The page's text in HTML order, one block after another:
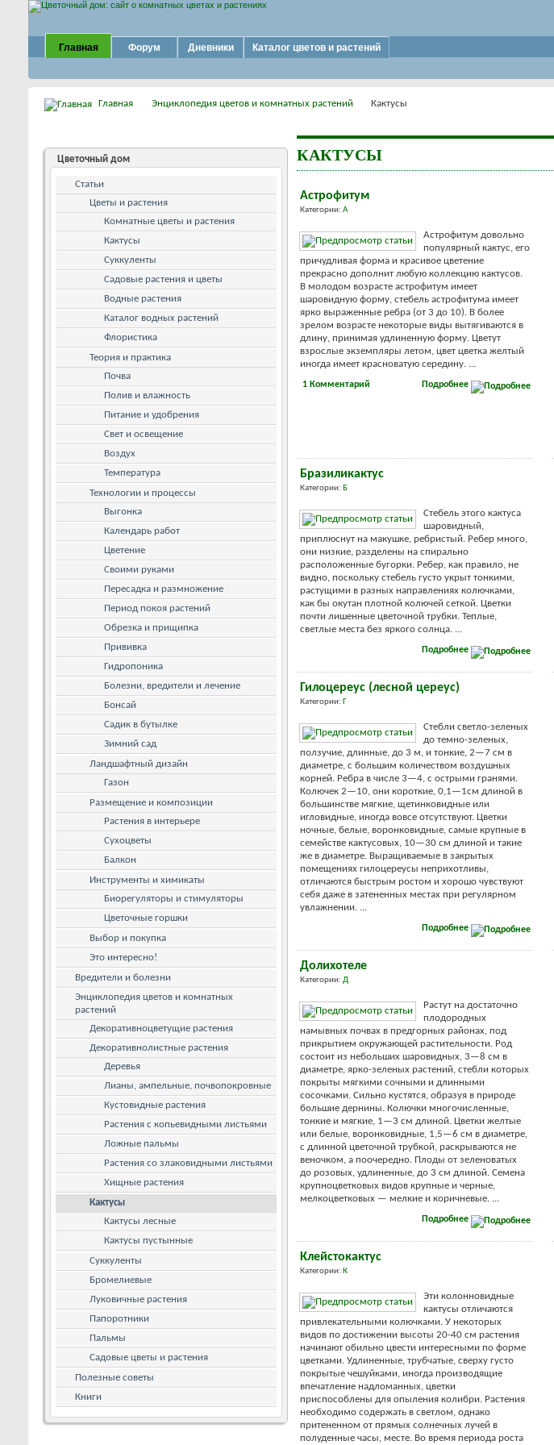
Главная Форум Дневники Каталог цветов и растений
Главная Энциклопедия цветов и комнатных растений Кактусы
КАКТУСЫ
Астрофитум
Категории: А
Астрофитум довольно
популярный кактус, его
причудливая форма и красивое цветение
прекрасно дополнит любую коллекцию кактусов.
В молодом возрасте астрофитум имеет
шаровидную форму, стебель астрофитума имеет
ярко выраженные ребра (от 3 до 10). В более
зрелом возрасте некоторые виды вытягиваются в
длину, принимая удлиненную форму. Цветут
взрослые экземпляры летом, цвет цветка желтый
иногда имеет красноватую середину. ...
Подробнее
1 Комментарий
Бразиликактус
Категории: Б
Стебель этого кактуса
шаровидный,
приплюснут на макушке, ребристый. Ребер много,
они низкие, разделены на спирально
расположенные бугорки. Ребер, как правило, не
видно, поскольку стебель густо укрыт тонкими,
растущими в разных направлениях колючками,
как бы окутан плотной колючей сеткой. Цветки
почти лишенные цветочной трубки. Теплые,
светлые места без яркого солнца. ...
Подробнее
Гилоцереус (лесной цереус)
Категории: Г
Стебли светло-зеленых
до темно-зеленых,
ползучие, длинные, до 3 м, и тонкие, 2—7 см в
диаметре, с большим количеством воздушных
корней. Ребра в числе 3—4, с острыми гранями.
Колючек 2—10, они короткие, 0,1—1см длиной в
большинстве мягкие, щетинковидные или
игловидные, иногда вовсе отсутствуют. Цветки
ночные, белые, воронковидные, самые крупные в
семействе кактусовых, 10—30 см длиной и такие
же в диаметре. Выращиваемые в закрытых
помещениях гилоцереусы неприхотливы,
отличаются быстрым ростом и хорошо чувствуют
себя даже в затененных местах при регулярном
увлажнении. ...
Подробнее
Долихотеле
Категории: Д
Растут на достаточно
плодородных
намывных почвах в предгорных районах, под
прикрытием окружающей растительности. Род
состоит из небольших шаровидных, 3—8 см в
диаметре, ярко-зеленых растений, стебли которых
покрыты мягкими сочными и длинными
сосочками. Сильно кустятся, образуя в природе
большие дернины. Колючки многочисленные,
тонкие и мягкие, 1—3 см длиной. Цветки желтые
или белые, воронковидные, 1,5—6 см в диаметре,
с длинной цветочной трубкой, раскрываются не
веночком, а поочередно. Плоды от зеленоватых
до розовых, удлиненные, до 3 см длиной. Семена
крупноцветковых видов крупные и черные,
мелкоцветковых — мелкие и коричневые. ...
Подробнее
Клейстокактус
Категории: К
Эти колонновидные
кактусы отличаются
привлекательными колючками. У некоторых
видов по достижении высоты 20-40 см растения
начинают обильно цвести интересными по форме
цветками. Удлиненные, трубчатые, сверху густо
покрытые чешуйками, иногда производящие
впечатление надломанных, цветки
приспособлены для опыления колибри. Растения
необходимо содержать в светлом, однако
притененном от прямых солнечных лучей в
полуденные часы, месте. Во время периода роста
Цветочный дом
Статьи
Цветы и растения
Комнатные цветы и растения
Кактусы
Суккуленты
Садовые растения и цветы
Водные растения
Каталог водных растений
Флористика
Теория и практика
Почва
Полив и влажность
Питание и удобрения
Свет и освещение
Воздух
Температура
Технологии и процессы
Выгонка
Календарь работ
Цветение
Своими руками
Пересадка и размножение
Период покоя растений
Обрезка и прищипка
Прививка
Гидропоника
Болезни, вредители и лечение
Бонсай
Садик в бутылке
Зимний сад
Ландшафтный дизайн
Газон
Размещение и композиции
Растения в интерьере
Сухоцветы
Балкон
Инструменты и химикаты
Биорегуляторы и стимуляторы
Цветочные горшки
Выбор и покупка
Это интересно!
Вредители и болезни
Энциклопедия цветов и комнатных
растений
Декоративноцветущие растения
Декоративнолистные растения
Деревья
Лианы, ампельные, почвопокровные
Кустовидные растения
Растения с копьевидными листьями
Ложные пальмы
Растения со злаковидными листьями
Хищные растения
Кактусы
Кактусы лесные
Кактусы пустынные
Суккуленты
Бромелиевые
Луковичные растения
Папоротники
Пальмы
Садовые цветы и растения
Полезные советы
Книги